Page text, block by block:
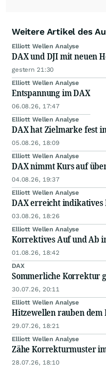
Weitere Artikel des
Elliott Wellen Analyse
DAX und DJI mit neuen
gestern 21:30
Elliott Wellen Analyse
Entspannung im DAX
06.08.26, 17:47
Elliott Wellen Analyse
DAX hat Zielmarke fest
05.08.26, 18:09
Elliott Wellen Analyse
DAX nimmt Kurs auf
04.08.26, 19:37
Elliott Wellen Analyse
DAX erreicht
03.08.26, 18:26
Elliott Wellen Analyse
Korrektives Auf und Ab
01.08.26, 18:42
DAX
Sommerliche Korrektur
30.07.26, 20:11
Elliott Wellen Analyse
Hitzewellen rauben dem
29.07.26, 18:21
Elliott Wellen Analyse
Zähe Korrekturmuster
28.07.26, 18:10